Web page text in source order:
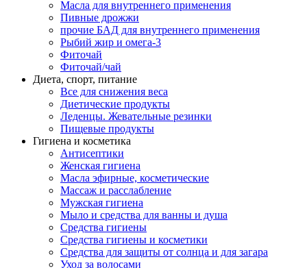
Масла для внутреннего применения
Пивные дрожжи
прочие БАД для внутреннего применения
Рыбий жир и омега-3
Фиточай
Фиточай/чай
Диета, спорт, питание
Все для снижения веса
Диетические продукты
Леденцы. Жевательные резинки
Пищевые продукты
Гигиена и косметика
Антисептики
Женская гигиена
Масла эфирные, косметические
Массаж и расслабление
Мужская гигиена
Мыло и средства для ванны и душа
Средства гигиены
Средства гигиены и косметики
Средства для защиты от солнца и для загара
Уход за волосами